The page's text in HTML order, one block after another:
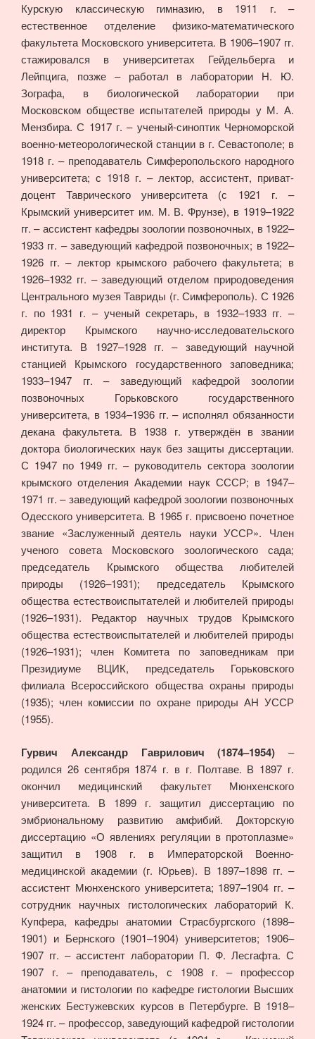
Курскую классическую гимназию, в 1911 г. –
естественное отделение физико-математического
факультета Московского университета. В 1906–1907 гг.
стажировался в университетах Гейдельберга и
Лейпцига, позже – работал в лаборатории H. Ю.
Зографа, в биологической лаборатории при
Московском обществе испытателей природы у М. А.
Мензбира. С 1917 г. – ученый-синоптик Черноморской
военно-метеорологической станции в г. Севастополе; в
1918 г. – преподаватель Симферопольского народного
университета; с 1918 г. – лектор, ассистент, приват-
доцент Таврического университета (с 1921 г. –
Крымский университет им. М. В. Фрунзе), в 1919–1922
гг. – ассистент кафедры зоологии позвоночных, в 1922–
1933 гг. – заведующий кафедрой позвоночных; в 1922–
1926 гг. – лектор крымского рабочего факультета; в
1926–1932 гг. – заведующий отделом природоведения
Центрального музея Тавриды (г. Симферополь). С 1926
г. по 1931 г. – ученый секретарь, в 1932–1933 гг. –
директор Крымского научно-исследовательского
института. В 1927–1928 гг. – заведующий научной
станцией Крымского государственного заповедника;
1933–1947 гг. – заведующий кафедрой зоологии
позвоночных Горьковского государственного
университета, в 1934–1936 гг. – исполнял обязанности
декана факультета. В 1938 г. утверждён в звании
доктора биологических наук без защиты диссертации.
С 1947 по 1949 гг. – руководитель сектора зоологии
крымского отделения Академии наук СССР; в 1947–
1971 гг. – заведующий кафедрой зоологии позвоночных
Одесского университета. В 1965 г. присвоено почетное
звание «Заслуженный деятель науки УССР». Член
ученого совета Московского зоологического сада;
председатель Крымского общества любителей
природы (1926–1931); председатель Крымского
общества естествоиспытателей и любителей природы
(1926–1931). Редактор научных трудов Крымского
общества естествоиспытателей и любителей природы
(1926–1931); член Комитета по заповедникам при
Президиуме ВЦИК, председатель Горьковского
филиала Всероссийского общества охраны природы
(1935); член комиссии по охране природы АH УССР
(1955).
Гурвич Александр Гаврилович (1874–1954) –
родился 26 сентября 1874 г. в г. Полтаве. В 1897 г.
окончил медицинский факультет Мюнхенского
университета. В 1899 г. защитил диссертацию по
эмбриональному развитию амфибий. Докторскую
диссертацию «О явлениях регуляции в протоплазме»
защитил в 1908 г. в Императорской Военно-
медицинской академии (г. Юрьев). В 1897–1898 гг. –
ассистент Мюнхенского университета; 1897–1904 гг. –
сотрудник научных гистологических лабораторий К.
Купфера, кафедры анатомии Страсбургского (1898–
1901) и Бернского (1901–1904) университетов; 1906–
1907 гг. – ассистент лаборатории П. Ф. Лесгафта. С
1907 г. – преподаватель, с 1908 г. – профессор
анатомии и гистологии по кафедре гистологии Высших
женских Бестужевских курсов в Петербурге. В 1918–
1924 гг. – профессор, заведующий кафедрой гистологии